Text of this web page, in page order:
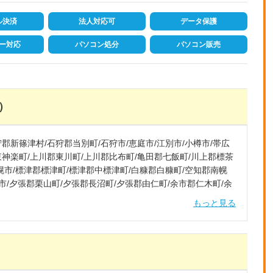
決済 法人対応可 データ保護
対応 パソコン処分 パソコン販売
新篠津村/石狩郡当別町/石狩市/恵庭市/江別市/小樽市/帯広
楽町/上川郡東川町/上川郡比布町/亀田郡七飯町/川上郡標茶
/標津郡標津町/標津郡中標津町/白糠郡白糠町/空知郡南幌
夕張郡栗山町/夕張郡長沼町/夕張郡由仁町/余市郡仁木町/余
もっと見る